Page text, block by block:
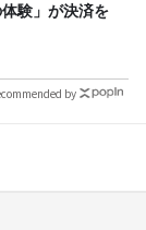
験」が決済を
by